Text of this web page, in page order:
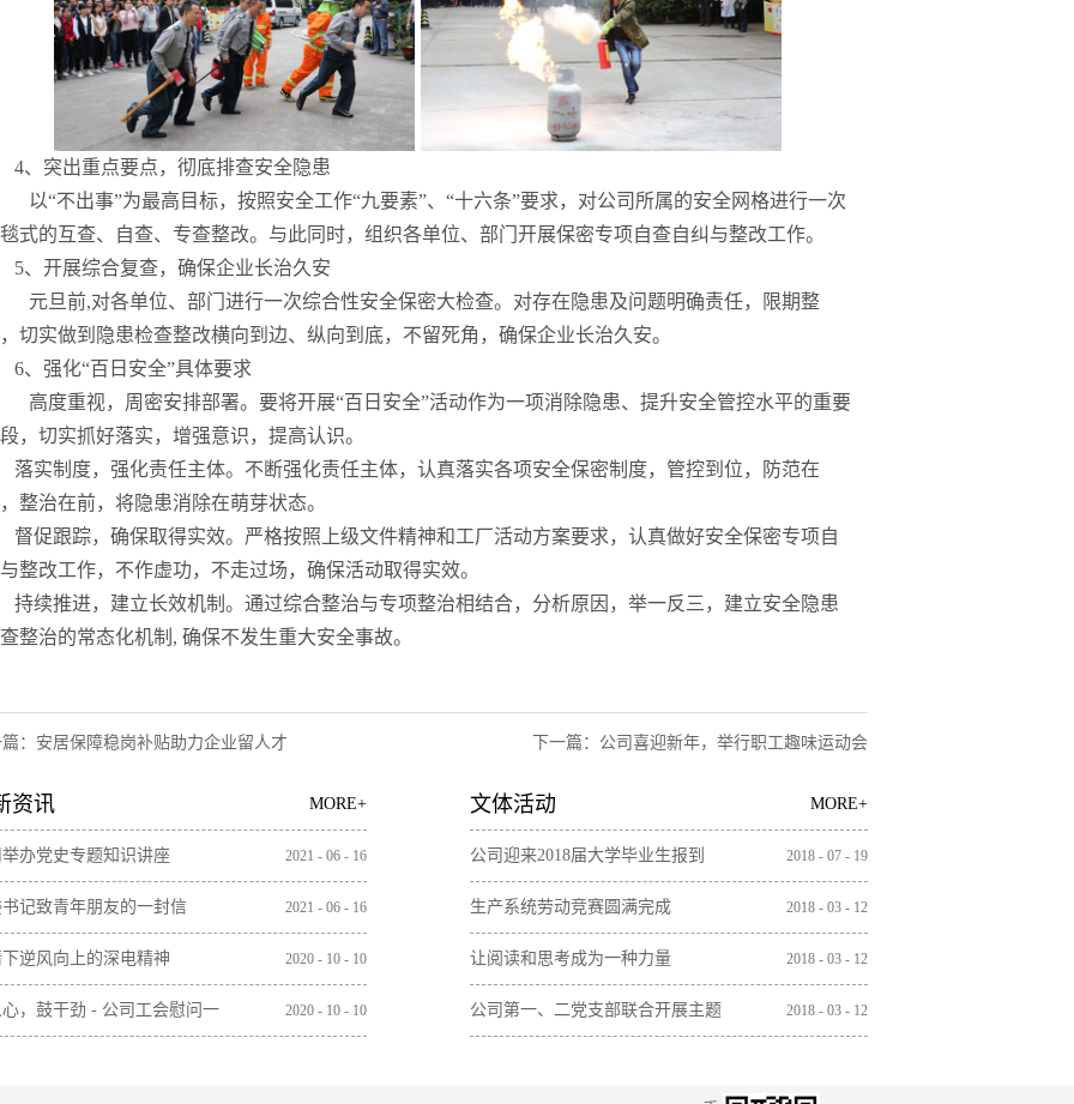
4、突出重点要点，彻底排查安全隐患
以“不出事”为最高目标，按照安全工作“九要素”、“十六条”要求，对公司所属的安全网格进行一次
式的互查、自查、专查整改。与此同时，组织各单位、部门开展保密专项自查自纠与整改工作。
5、开展综合复查，确保企业长治久安
元旦前,对各单位、部门进行一次综合性安全保密大检查。对存在隐患及问题明确责任，限期整
切实做到隐患检查整改横向到边、纵向到底，不留死角，确保企业长治久安。
6、强化“百日安全”具体要求
高度重视，周密安排部署。要将开展“百日安全”活动作为一项消除隐患、提升安全管控水平的重要
，切实抓好落实，增强意识，提高认识。
落实制度，强化责任主体。不断强化责任主体，认真落实各项安全保密制度，管控到位，防范在
整治在前，将隐患消除在萌芽状态。
督促跟踪，确保取得实效。严格按照上级文件精神和工厂活动方案要求，认真做好安全保密专项自
整改工作，不作虚功，不走过场，确保活动取得实效。
持续推进，建立长效机制。通过综合整治与专项整治相结合，分析原因，举一反三，建立安全隐患
整治的常态化机制, 确保不发生重大安全事故。
： 安居保障稳岗补贴助力企业留人才 下一篇： 公司喜迎新年，举行职工趣味运动会
资讯 MORE+
举办党史专题知识讲座 2021 - 06 - 16
书记致青年朋友的一封信 2021 - 06 - 16
逆风向上的深电精神 2020 - 10 - 10
心，鼓干劲 - 公司工会慰问一 2020 - 10 - 10
文体活动 MORE+
公司迎来2018届大学毕业生报到 2018 - 07 - 19
生产系统劳动竞赛圆满完成 2018 - 03 - 12
让阅读和思考成为一种力量 2018 - 03 - 12
公司第一、二党支部联合开展主题 2018 - 03 - 12